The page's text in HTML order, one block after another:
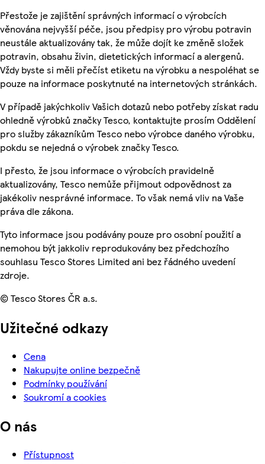
Přestože je zajištění správných informací o výrobcích
věnována nejvyšší péče, jsou předpisy pro výrobu potravin
neustále aktualizovány tak, že může dojít ke změně složek
potravin, obsahu živin, dietetických informací a alergenů.
Vždy byste si měli přečíst etiketu na výrobku a nespoléhat se
pouze na informace poskytnuté na internetových stránkách.
V případě jakýchkoliv Vašich dotazů nebo potřeby získat radu
ohledně výrobků značky Tesco, kontaktujte prosím Oddělení
pro služby zákazníkům Tesco nebo výrobce daného výrobku,
pokdu se nejedná o výrobek značky Tesco.
I přesto, že jsou informace o výrobcích pravidelně
aktualizovány, Tesco nemůže přijmout odpovědnost za
jakékoliv nesprávné informace. To však nemá vliv na Vaše
práva dle zákona.
Tyto informace jsou podávány pouze pro osobní použití a
nemohou být jakkoliv reprodukovány bez předchozího
souhlasu Tesco Stores Limited ani bez řádného uvedení
zdroje.
© Tesco Stores ČR a.s.
Užitečné odkazy
Cena
Nakupujte online bezpečně
Podmínky používání
Soukromí a cookies
O nás
Přístupnost